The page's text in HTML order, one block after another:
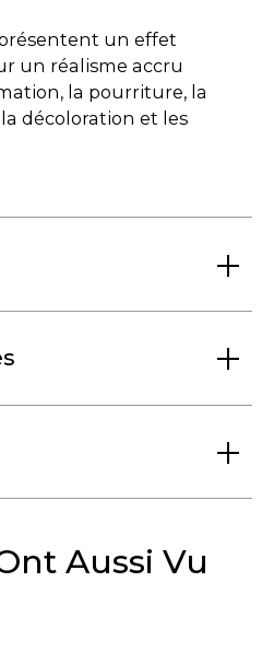
un effet
un réalisme accru
la pourriture, la
décoloration et les
Aussi Vu